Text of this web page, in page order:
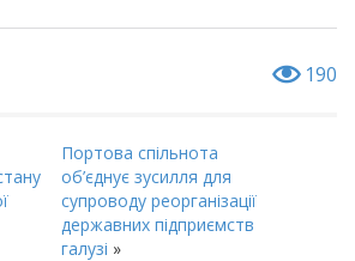
190
Портова спільнота
об’єднує зусилля для
супроводу реорганізації
державних підприємств
галузі »